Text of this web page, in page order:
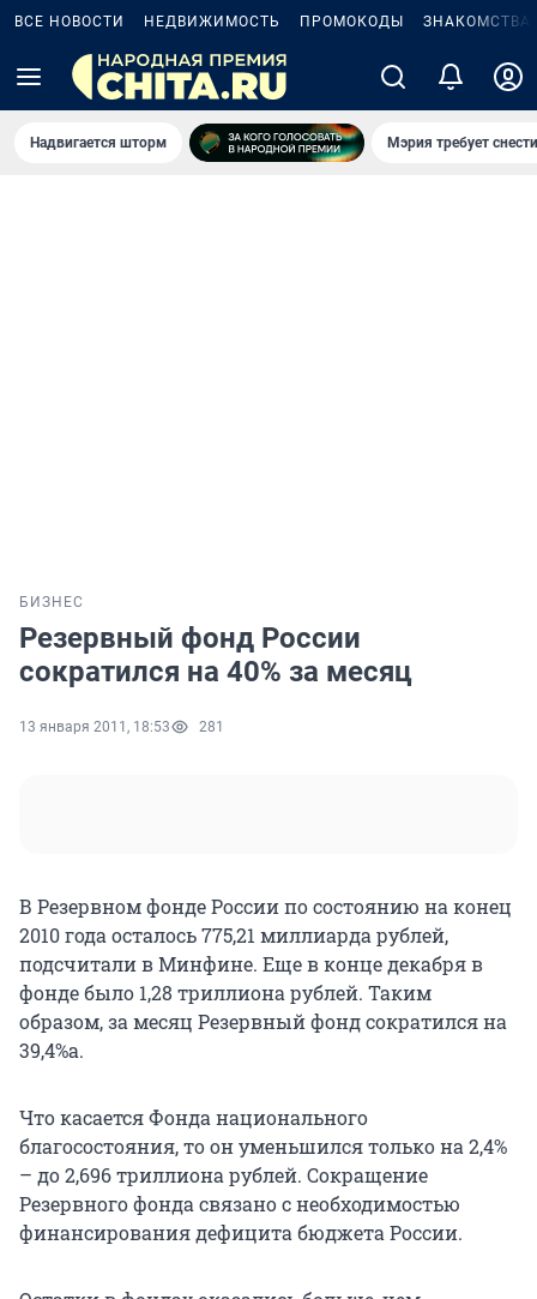
ВСЕ НОВОСТИ НЕДВИЖИМОСТЬ ПРОМОКОДЫ ЗНАКОМСТВА
Надвигается шторм Мэрия требует
БИЗНЕС
Резервный фонд России
сократился на 40% за месяц
13 января 2011, 18:53 281
В Резервном фонде России по состоянию на конец
2010 года осталось 775,21 миллиарда рублей,
подсчитали в Минфине. Еще в конце декабря в
фонде было 1,28 триллиона рублей. Таким
образом, за месяц Резервный фонд сократился на
39,4%а.
Что касается Фонда национального
благосостояния, то он уменьшился только на 2,4%
– до 2,696 триллиона рублей. Сокращение
Резервного фонда связано с необходимостью
финансирования дефицита бюджета России.